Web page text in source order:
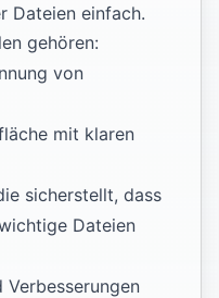
Dateien einfach.
gehören:
von
mit klaren
sicherstellt, dass
Dateien
Verbesserungen